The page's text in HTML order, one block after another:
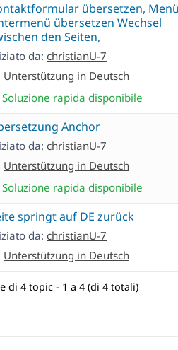
übersetzen,
übersetzen Wechsel
den Seiten,
da: christianU-7
Unterstützung in Deutsch
Soluzione rapida disponibile
Anchor
da: christianU-7
Unterstützung in Deutsch
Soluzione rapida disponibile
springt auf DE zurück
da: christianU-7
Unterstützung in Deutsch
di 4 topic - 1 a 4 (di 4 totali)